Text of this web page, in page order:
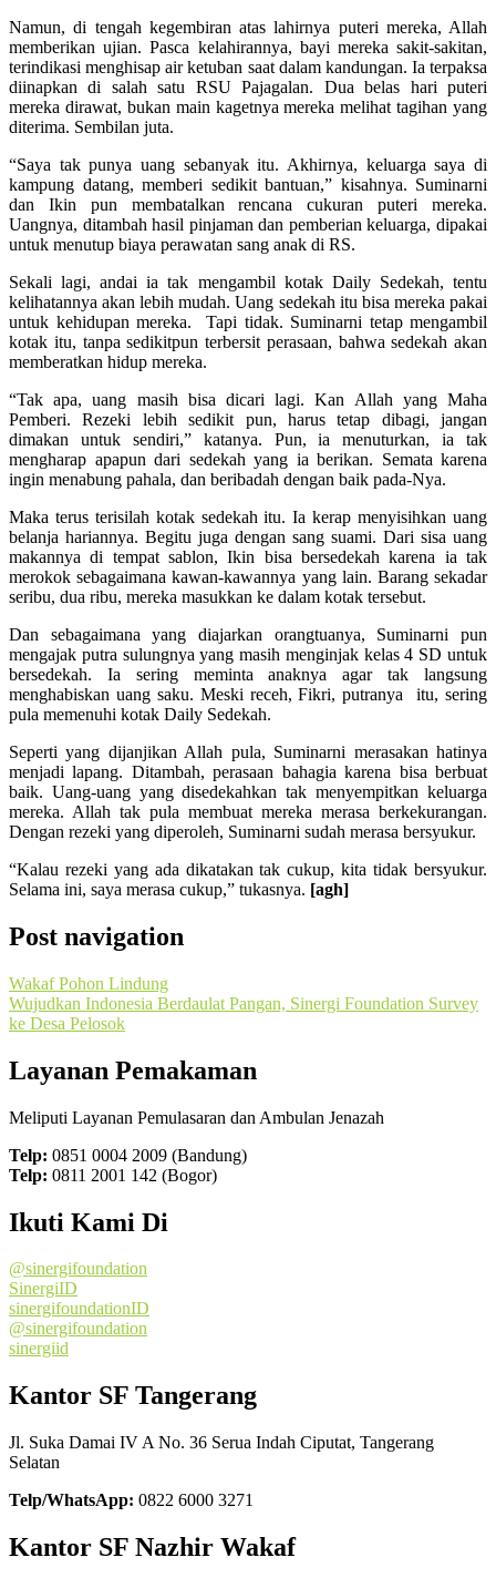
Namun, di tengah kegembiran atas lahirnya puteri mereka, Allah
memberikan ujian. Pasca kelahirannya, bayi mereka sakit-sakitan,
terindikasi menghisap air ketuban saat dalam kandungan. Ia terpaksa
diinapkan di salah satu RSU Pajagalan. Dua belas hari puteri
mereka dirawat, bukan main kagetnya mereka melihat tagihan yang
diterima. Sembilan juta.
“Saya tak punya uang sebanyak itu. Akhirnya, keluarga saya di
kampung datang, memberi sedikit bantuan,” kisahnya. Suminarni
dan Ikin pun membatalkan rencana cukuran puteri mereka.
Uangnya, ditambah hasil pinjaman dan pemberian keluarga, dipakai
untuk menutup biaya perawatan sang anak di RS.
Sekali lagi, andai ia tak mengambil kotak Daily Sedekah, tentu
kelihatannya akan lebih mudah. Uang sedekah itu bisa mereka pakai
untuk kehidupan mereka. Tapi tidak. Suminarni tetap mengambil
kotak itu, tanpa sedikitpun terbersit perasaan, bahwa sedekah akan
memberatkan hidup mereka.
“Tak apa, uang masih bisa dicari lagi. Kan Allah yang Maha
Pemberi. Rezeki lebih sedikit pun, harus tetap dibagi, jangan
dimakan untuk sendiri,” katanya. Pun, ia menuturkan, ia tak
mengharap apapun dari sedekah yang ia berikan. Semata karena
ingin menabung pahala, dan beribadah dengan baik pada-Nya.
Maka terus terisilah kotak sedekah itu. Ia kerap menyisihkan uang
belanja hariannya. Begitu juga dengan sang suami. Dari sisa uang
makannya di tempat sablon, Ikin bisa bersedekah karena ia tak
merokok sebagaimana kawan-kawannya yang lain. Barang sekadar
seribu, dua ribu, mereka masukkan ke dalam kotak tersebut.
Dan sebagaimana yang diajarkan orangtuanya, Suminarni pun
mengajak putra sulungnya yang masih menginjak kelas 4 SD untuk
bersedekah. Ia sering meminta anaknya agar tak langsung
menghabiskan uang saku. Meski receh, Fikri, putranya itu, sering
pula memenuhi kotak Daily Sedekah.
Seperti yang dijanjikan Allah pula, Suminarni merasakan hatinya
menjadi lapang. Ditambah, perasaan bahagia karena bisa berbuat
baik. Uang-uang yang disedekahkan tak menyempitkan keluarga
mereka. Allah tak pula membuat mereka merasa berkekurangan.
Dengan rezeki yang diperoleh, Suminarni sudah merasa bersyukur.
“Kalau rezeki yang ada dikatakan tak cukup, kita tidak bersyukur.
Selama ini, saya merasa cukup,” tukasnya. [agh]
Post navigation
Wakaf Pohon Lindung
Wujudkan Indonesia Berdaulat Pangan, Sinergi Foundation Survey
ke Desa Pelosok
Layanan Pemakaman
Meliputi Layanan Pemulasaran dan Ambulan Jenazah
Telp: 0851 0004 2009 (Bandung)
Telp: 0811 2001 142 (Bogor)
Ikuti Kami Di
@sinergifoundation
SinergiID
sinergifoundationID
@sinergifoundation
sinergiid
Kantor SF Tangerang
Jl. Suka Damai IV A No. 36 Serua Indah Ciputat, Tangerang
Selatan
Telp/WhatsApp: 0822 6000 3271
Kantor SF Nazhir Wakaf